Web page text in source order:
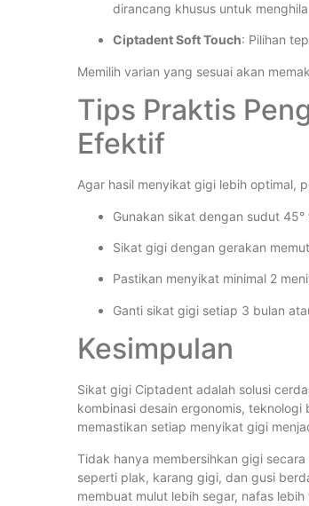
dirancang khusus untuk
Ciptadent Soft Touch: Pilihan
Memilih varian yang sesuai akan
Tips Praktis
Efektif
Agar hasil menyikat gigi lebih optimal,
Gunakan sikat dengan sudut
Sikat gigi dengan gerakan
Pastikan menyikat minimal 2
Ganti sikat gigi setiap 3 bulan
Kesimpulan
Sikat gigi Ciptadent adalah solusi
kombinasi desain ergonomis,
memastikan setiap menyikat gigi
Tidak hanya membersihkan gigi
seperti plak, karang gigi, dan gusi
membuat mulut lebih segar, nafas lebih